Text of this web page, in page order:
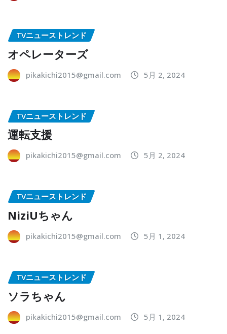
TVニューストレンド
オペレーターズ
pikakichi2015@gmail.com 5月 2, 2024
TVニューストレンド
運転支援
pikakichi2015@gmail.com 5月 2, 2024
TVニューストレンド
NiziUちゃん
pikakichi2015@gmail.com 5月 1, 2024
TVニューストレンド
ソラちゃん
pikakichi2015@gmail.com 5月 1, 2024